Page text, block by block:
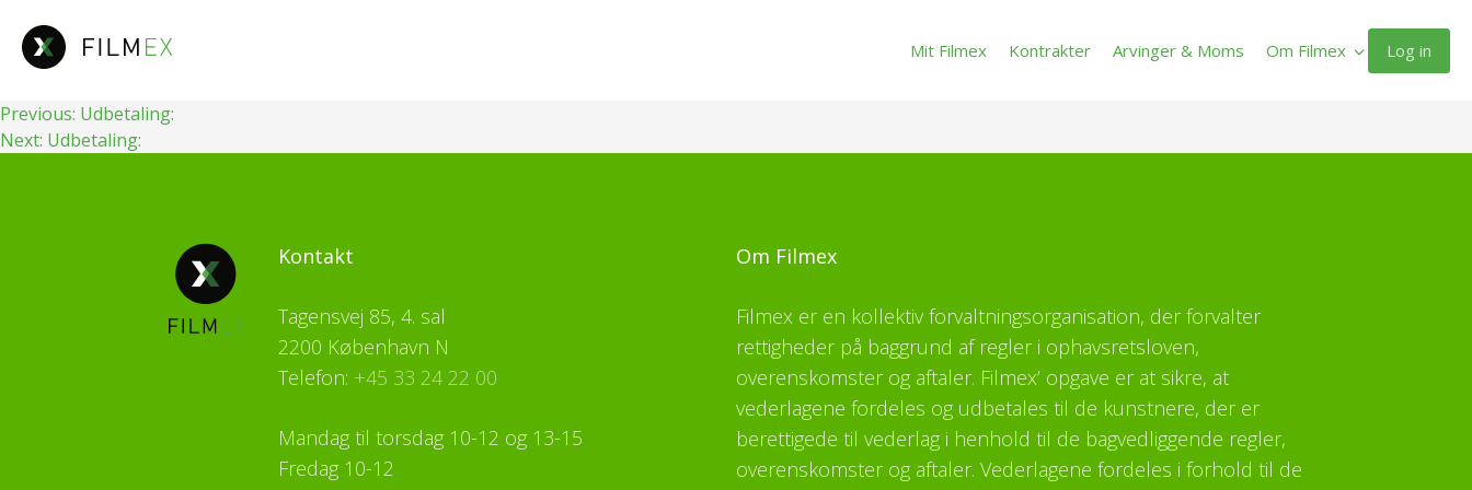
indhold
Mit Filmex Kontrakter Arvinger & Moms Om Filmex Log in
Indlægsnavigation
Previous: Udbetaling:
Next: Udbetaling:
Kontakt
Tagensvej 85, 4. sal
2200 København N
Telefon: +45 33 24 22 00
Mandag til torsdag 10-12 og 13-15
Fredag 10-12
Om Filmex
Filmex er en kollektiv forvaltningsorganisation, der forvalter
rettigheder på baggrund af regler i ophavsretsloven,
overenskomster og aftaler. Filmex’ opgave er at sikre, at
vederlagene fordeles og udbetales til de kunstnere, der er
berettigede til vederlag i henhold til de bagvedliggende regler,
overenskomster og aftaler. Vederlagene fordeles i forhold til de